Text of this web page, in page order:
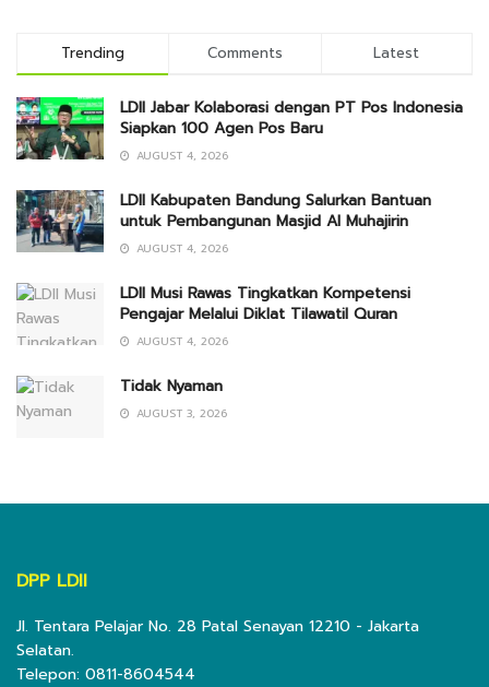
Trending Comments Latest
LDII Jabar Kolaborasi dengan PT Pos Indonesia
Siapkan 100 Agen Pos Baru
AUGUST 4, 2026
LDII Kabupaten Bandung Salurkan Bantuan
untuk Pembangunan Masjid Al Muhajirin
AUGUST 4, 2026
LDII Musi Rawas Tingkatkan Kompetensi
Pengajar Melalui Diklat Tilawatil Quran
AUGUST 4, 2026
Tidak Nyaman
AUGUST 3, 2026
DPP LDII
Jl. Tentara Pelajar No. 28 Patal Senayan 12210 - Jakarta
Selatan.
Telepon: 0811-8604544